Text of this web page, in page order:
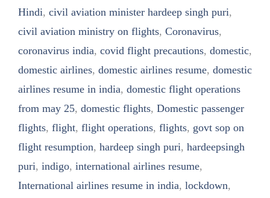
Hindi, civil aviation minister hardeep singh puri,
civil aviation ministry on flights, Coronavirus,
coronavirus india, covid flight precautions, domestic,
domestic airlines, domestic airlines resume, domestic
airlines resume in india, domestic flight operations
from may 25, domestic flights, Domestic passenger
flights, flight, flight operations, flights, govt sop on
flight resumption, hardeep singh puri, hardeepsingh
puri, indigo, international airlines resume,
International airlines resume in india, lockdown,